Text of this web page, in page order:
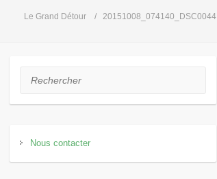
Le Grand Détour 20151008_074140_DSC0044
Rechercher
Nous contacter